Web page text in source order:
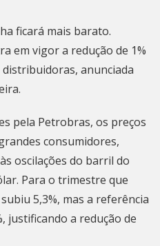
ficará mais barato.
em vigor a redução de 1%
distribuidoras, anunciada
.
pela Petrobras, os preços
consumidores,
oscilações do barril do
Para o trimestre que
5,3%, mas a referência
justificando a redução de